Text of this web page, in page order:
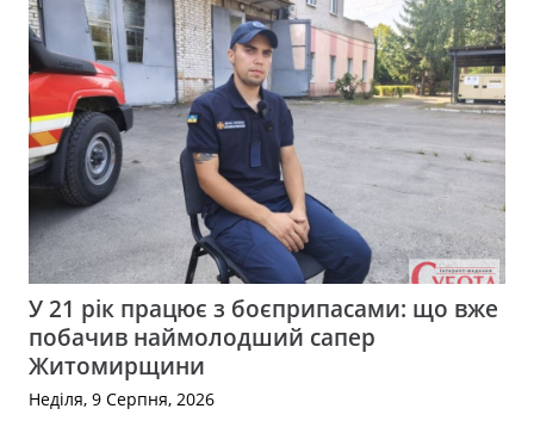
У 21 рік працює з боєприпасами: що вже
побачив наймолодший сапер
Житомирщини
Неділя, 9 Серпня, 2026